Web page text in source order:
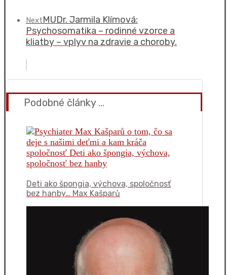
NextMUDr. Jarmila Klímová:
Psychosomatika – rodinné vzorce a
kliatby – vplyv na zdravie a choroby.
Podobné články ...
Deti ako špongia, výchova, spoločnosť
bez hanby… Max Kašparů